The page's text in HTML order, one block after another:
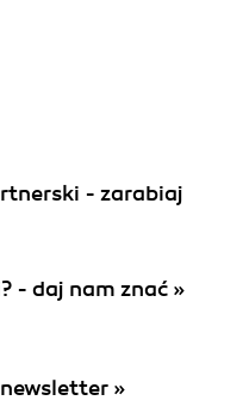
- zarabiaj
- daj nam znać »
»